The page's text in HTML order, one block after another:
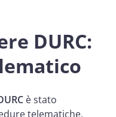
DURC:
è stato
telematiche.